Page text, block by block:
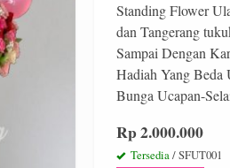
Standing Flower
dan Tangerang
Sampai Dengan
Hadiah Yang Beda
Bunga Ucapan-
Rp 2.000.000
Tersedia/ SFUT001